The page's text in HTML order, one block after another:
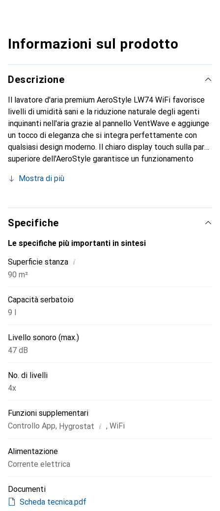
Informazioni sul prodotto
Descrizione
Il lavatore d'aria premium AeroStyle LW74 WiFi favorisce
livelli di umidità sani e la riduzione naturale degli agenti
inquinanti nell'aria grazie al pannello VentWave e aggiunge
un tocco di eleganza che si integra perfettamente con
qualsiasi design moderno. Il chiaro display touch sulla parte
superiore dell'AeroStyle garantisce un funzionamento
sottolineata da una discreta striscia luminosa a LED,
l'app Venta Home. Il disco igienico brevettato garantisce
un funzionamento continuo igienico e a bassa
manutenzione ed elimina la necessità di additivi chimici.
L'app Venta Home consente inoltre un comodo
stanza. AeroStyle LW74 WiFi è ideale per gli spazi aperti.
Tecnologia di sensori di alta qualità per la visualizzazione
polline e delle particelle di polvere domestica, importante
per chi soffre di allergie. Ideale per spazi aperti fino a 90
Mostra di più
Specifiche
Le specifiche più importanti in sintesi
Superficie stanza i
90 m²
Capacità serbatoio
9 l
Livello sonoro (max.)
47 dB
No. di livelli
4x
Funzioni supplementari
Controllo App, Hygrostat i , WiFi
Alimentazione
Corrente elettrica
Documenti
Scheda tecnica.pdf